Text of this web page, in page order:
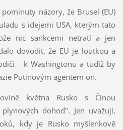
názory, že Brusel (EU)
s idejemi USA, kterým tato
nic sankcemi netratí a jen
dovodit, že EU je loutkou a
- k Washingtonu a tudíž by
Putinovým agentem on.
května Rusko s Čínou
dohod". Jen uvažuji,
kdy je Rusko myšlenkově